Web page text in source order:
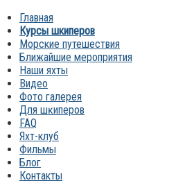
Главная
Курсы шкиперов
Морские путешествия
Ближайшие мероприятия
Наши яхты
Видео
Фото галерея
Для шĸиперов
FAQ
Яхт-клуб
Фильмы
Блог
Контакты